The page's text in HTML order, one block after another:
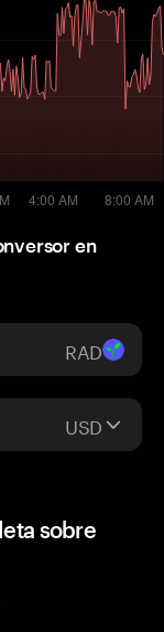
en
RAD
USD
sobre